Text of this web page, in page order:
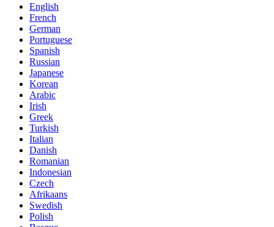
English
French
German
Portuguese
Spanish
Russian
Japanese
Korean
Arabic
Irish
Greek
Turkish
Italian
Danish
Romanian
Indonesian
Czech
Afrikaans
Swedish
Polish